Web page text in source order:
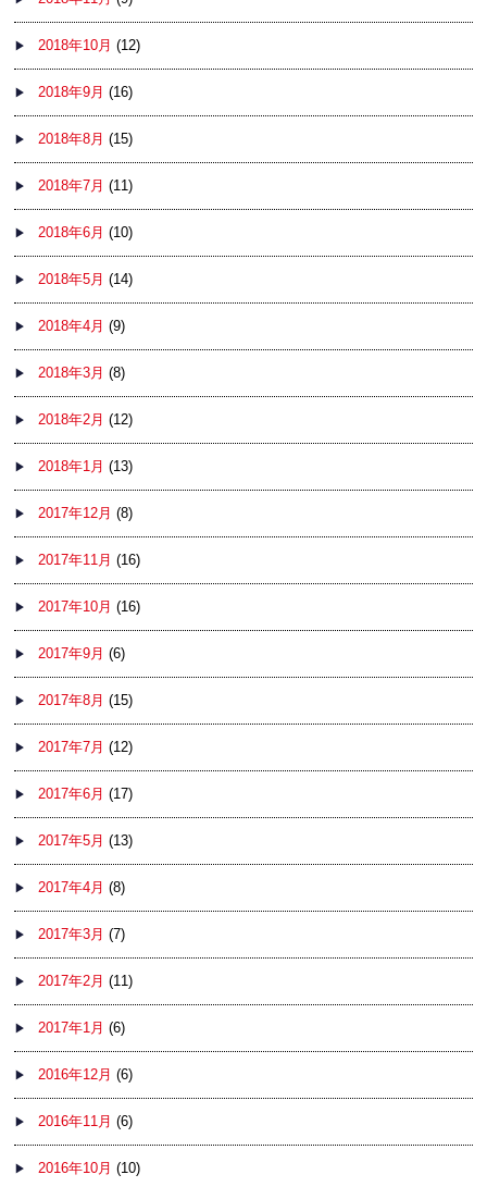
2018年10月 (12)
2018年9月 (16)
2018年8月 (15)
2018年7月 (11)
2018年6月 (10)
2018年5月 (14)
2018年4月 (9)
2018年3月 (8)
2018年2月 (12)
2018年1月 (13)
2017年12月 (8)
2017年11月 (16)
2017年10月 (16)
2017年9月 (6)
2017年8月 (15)
2017年7月 (12)
2017年6月 (17)
2017年5月 (13)
2017年4月 (8)
2017年3月 (7)
2017年2月 (11)
2017年1月 (6)
2016年12月 (6)
2016年11月 (6)
2016年10月 (10)